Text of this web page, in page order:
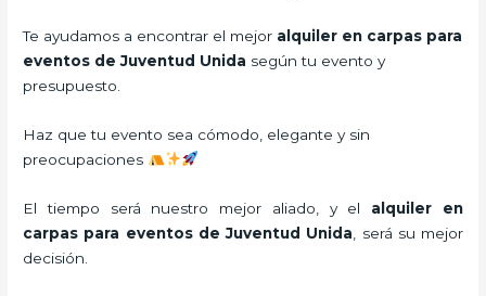
Te ayudamos a encontrar el mejor alquiler en carpas para
eventos de Juventud Unida según tu evento y
presupuesto.
Haz que tu evento sea cómodo, elegante y sin
preocupaciones
El tiempo será nuestro mejor aliado, y el alquiler en
carpas para eventos de Juventud Unida
será su mejor
decisión.